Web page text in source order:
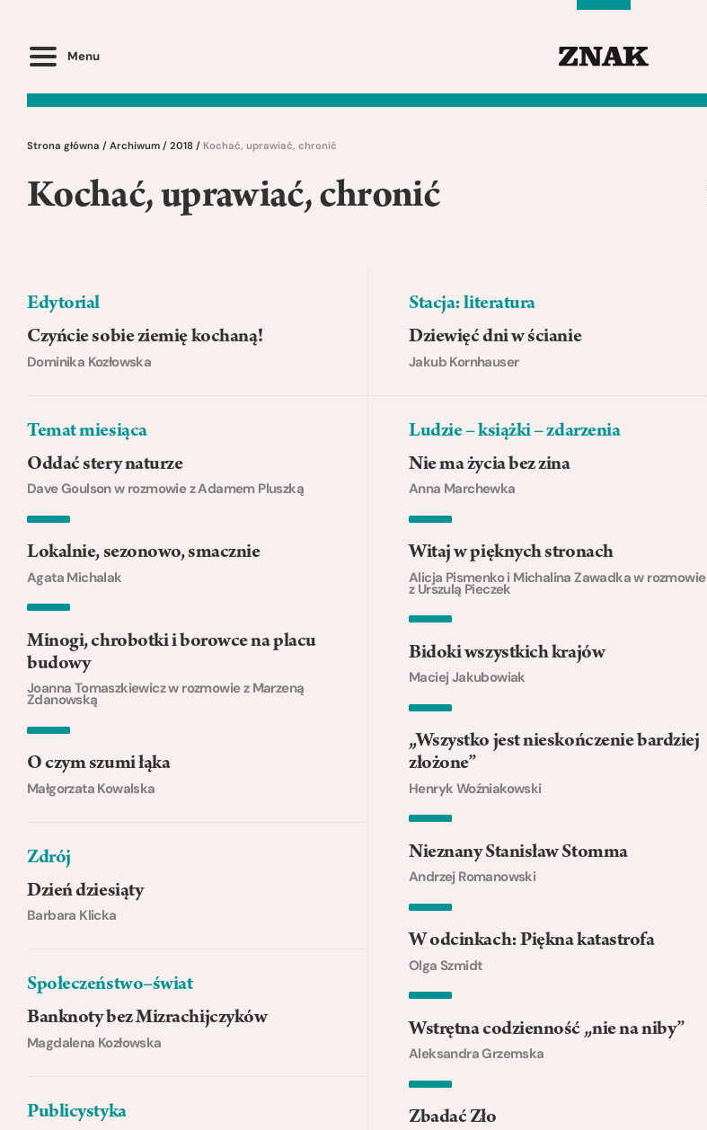
Menu
Strona główna / Archiwum / 2018 / Kochać, uprawiać, chronić
Kochać, uprawiać, chronić
Edytorial
Czyńcie sobie ziemię kochaną!
Dominika Kozłowska
Temat miesiąca
Oddać stery naturze
Dave Goulson w rozmowie z Adamem Pluszką
Lokalnie, sezonowo, smacznie
Agata Michalak
Minogi, chrobotki i borowce na placu
budowy
Joanna Tomaszkiewicz w rozmowie z Marzeną
Zdanowską
O czym szumi łąka
Małgorzata Kowalska
Zdrój
Dzień dziesiąty
Barbara Klicka
Społeczeństwo–świat
Banknoty bez Mizrachijczyków
Magdalena Kozłowska
Publicystyka
Stacja: literatura
Dziewięć dni w ścianie
Jakub Kornhauser
Ludzie – książki – zdarzenia
Nie ma życia bez zina
Anna Marchewka
Witaj w pięknych stronach
Alicja Pismenko i Michalina Zawadka w rozmowie
z Urszulą Pieczek
Bidoki wszystkich krajów
Maciej Jakubowiak
„Wszystko jest nieskończenie bardziej
złożone”
Henryk Woźniakowski
Nieznany Stanisław Stomma
Andrzej Romanowski
W odcinkach: Piękna katastrofa
Olga Szmidt
Wstrętna codzienność „nie na niby”
Aleksandra Grzemska
Zbadać Zło